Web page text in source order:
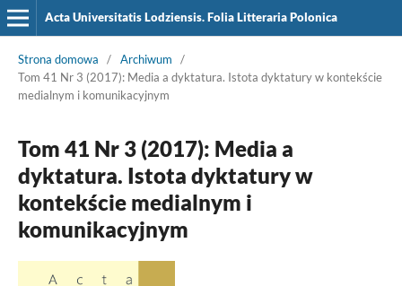
Acta Universitatis Lodziensis. Folia Litteraria Polonica
Strona domowa / Archiwum
/
Tom 41 Nr 3 (2017): Media a dyktatura. Istota dyktatury w kontekście
medialnym i komunikacyjnym
Tom 41 Nr 3 (2017): Media a
dyktatura. Istota dyktatury w
kontekście medialnym i
komunikacyjnym